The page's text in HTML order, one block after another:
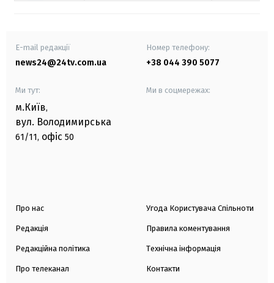
E-mail редакції
news24@24tv.com.ua
Номер телефону:
+38 044 390 5077
Ми тут:
м.Київ,
вул. Володимирська
61/11, офіс 50
Ми в соцмережах:
Про нас
Редакція
Редакційна політика
Про телеканал
Угода Користувача Спільноти
Правила коментування
Технічна інформація
Контакти